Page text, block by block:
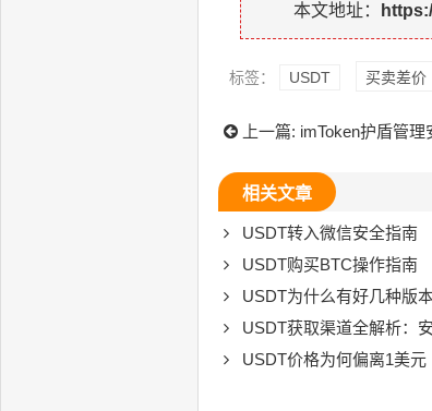
本文地址：
标签： USDT 买卖差价
上一篇: imToken护盾管理
相关文章
USDT转入微信安全指南
USDT购买BTC操作指南
USDT为什么有好几种版
USDT获取渠道全解析：
USDT价格为何偏离1美元